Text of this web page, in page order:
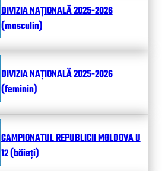
DIVIZIA NAȚIONALĂ 2025-2026
(masculin)
DIVIZIA NAȚIONALĂ 2025-2026
(feminin)
CAMPIONATUL REPUBLICII MOLDOVA U
12 (băieți)